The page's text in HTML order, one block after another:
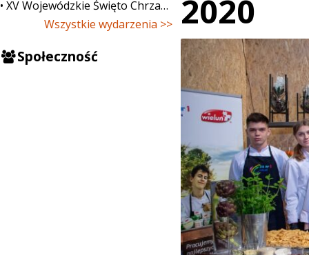
XV Wojewódzkie Święto Chrzanu
Wszystkie wydarzenia >>
Społeczność
2020